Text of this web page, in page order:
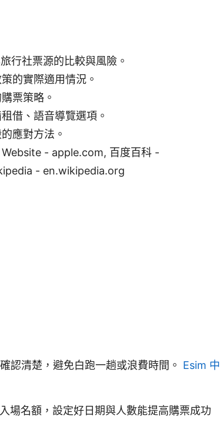
行社票源的比較與風險。
的實際適用情況。
票策略。
借、語音導覽選項。
應對方法。
- apple.com, 百度百科 -
- en.wikipedia.org
認清楚，避免白跑一趟或浪費時間。 Esim 中
場名額，設定好日期與人數能提高購票成功